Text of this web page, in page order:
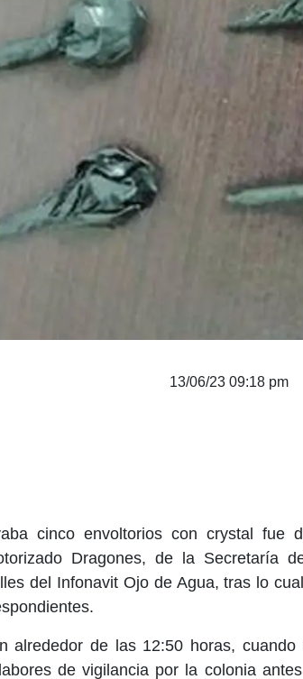
13/06/23 09:18 pm
cinco envoltorios con crystal fue
Dragones, de la Secretaría
del Infonavit Ojo de Agua, tras lo
alrededor de las 12:50 horas, cuando
de vigilancia por la colonia